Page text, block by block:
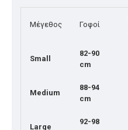
Μέγεθος Γοφοί
Small
82-90
cm
Medium
88-94
cm
Large
92-98